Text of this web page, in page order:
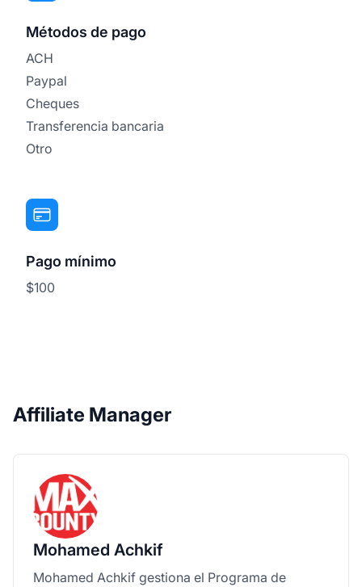
Métodos de pago
ACH
Paypal
Cheques
Transferencia bancaria
Otro
Pago mínimo
$100
Affiliate Manager
Mohamed Achkif
Mohamed Achkif gestiona el Programa de